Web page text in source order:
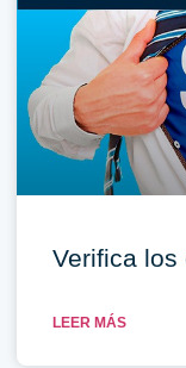
Verifica los
LEER MÁS